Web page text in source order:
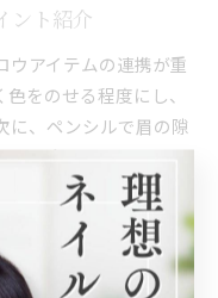
ント紹介
ウアイテムの連携が重
をのせる程度にし、
に、ペンシルで眉の隙
シで全体をぼかしてグ
なるのを防ぎつつ、顔
ます。さらに、クリア
感とナチュラルさがア